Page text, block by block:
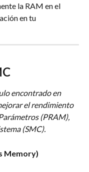
la RAM en el
en tu
encontrado en
el rendimiento
(PRAM),
(SMC).
Memory)